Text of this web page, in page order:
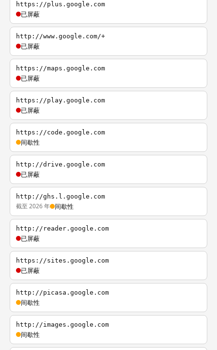
https://plus.google.com
已屏蔽
http://www.google.com/+
已屏蔽
https://maps.google.com
已屏蔽
https://play.google.com
已屏蔽
https://code.google.com
间歇性
http://drive.google.com
已屏蔽
http://ghs.l.google.com
截至 2026 年 间歇性
http://reader.google.com
已屏蔽
https://sites.google.com
已屏蔽
http://picasa.google.com
间歇性
http://images.google.com
间歇性